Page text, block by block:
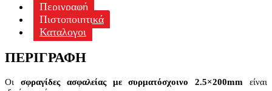
Περιγραφή
Πιστοποιητικά
Καταλογοι
ΠΕΡΙΓΡΑΦΉ
Οι σφραγίδες ασφαλείας με συρματόσχοινο 2.5×200mm είναι